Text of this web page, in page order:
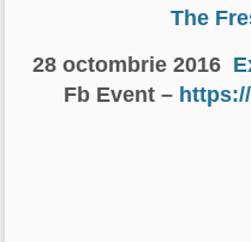
The
28 octombrie 2016
Fb Event –